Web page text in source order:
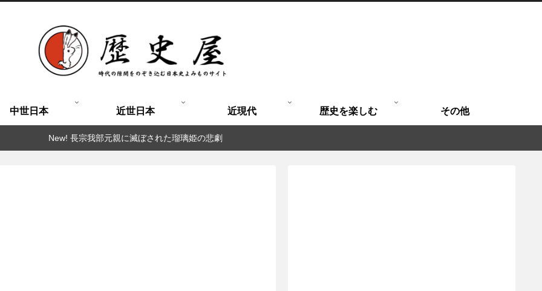
中世日本 近世日本 近現代 歴史を楽しむ その他
New! 長宗我部元親に滅ぼされた瑠璃姫の悲劇